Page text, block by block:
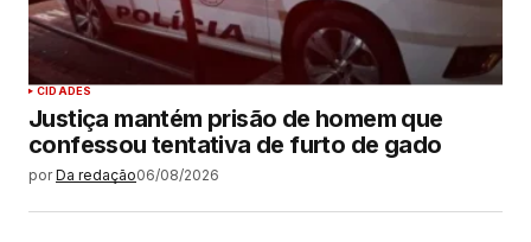
CIDADES
Justiça mantém prisão de homem que
confessou tentativa de furto de gado
por Da redação06/08/2026